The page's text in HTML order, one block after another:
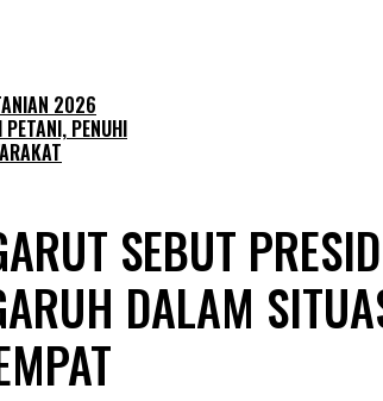
2026
PETANI, PENUHI
SEBUT
DALAM